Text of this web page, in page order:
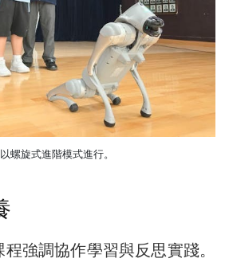
螺旋式進階模式進行。
強調協作學習與反思實踐。